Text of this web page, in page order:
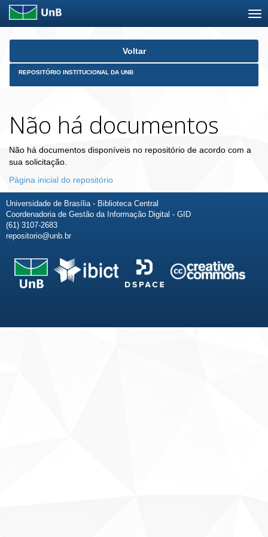
Skip
Voltar
REPOSITÓRIO INSTITUCIONAL DA UNB
Não há documentos
Não há documentos disponíveis no repositório de acordo com a
sua solicitação.
Página inicial do repositório
Universidade de Brasília - Biblioteca Central
Coordenadoria de Gestão da Informação Digital - GID
(61) 3107-2683
repositorio@unb.br